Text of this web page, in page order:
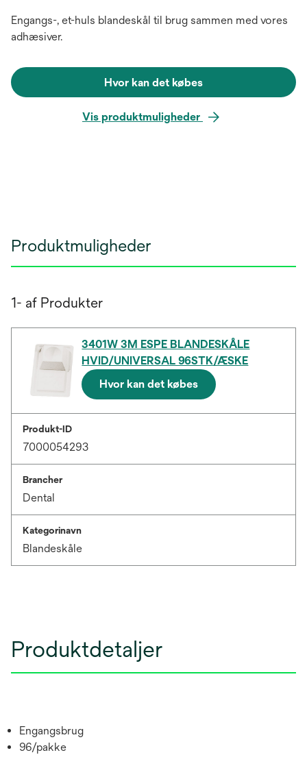
Engangs-, et-huls blandeskål til brug sammen med vores
adhæsiver.
Hvor kan det købes
Vis produktmuligheder
Produktmuligheder
1- af Produkter
3401W 3M ESPE BLANDESKÅLE
HVID/UNIVERSAL 96STK/ÆSKE
Hvor kan det købes
Produkt-ID
7000054293
Brancher
Dental
Kategorinavn
Blandeskåle
Produktdetaljer
Engangsbrug
96/pakke